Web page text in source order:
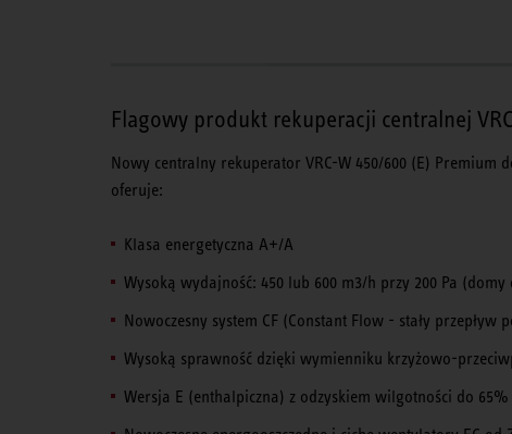
Flagowy produkt rekuperacji centralnej
Nowy centralny rekuperator VRC-W 450/600 (E) Premium
oferuje:
Klasa energetyczna A+/A
Wysoką wydajność: 450 lub 600 m3/h przy 200 Pa (domy
Nowoczesny system CF (Constant Flow - stały przepływ
Wysoką sprawność dzięki wymienniku krzyżowo-
Wersja E (enthalpiczna) z odzyskiem wilgotności do 65%